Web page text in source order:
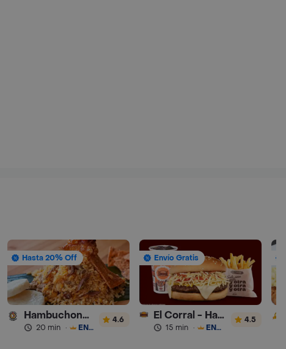
Hasta 20% Off
Hambuchona y Lechona
20 min · ENVÍO GRATIS
4.6
Envío Gratis
El Corral - Hamburguesa - Turbo
15 min · ENVÍO GRATIS
4.5